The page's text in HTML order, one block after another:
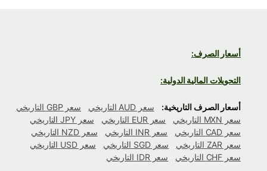
أسعار الصرف:
التحويلات المالية الدولية:
أسعار الصرف التاريخية: سعر AUD التاريخي
سعر GBP التاريخي
سعر MXN التاريخي
سعر EUR التاريخي
سعر JPY التاريخي
سعر CAD التاريخي
سعر INR التاريخي
سعر NZD التاريخي
سعر ZAR التاريخي
سعر SGD التاريخي
سعر USD التاريخي
سعر CHF التاريخي
سعر IDR التاريخي